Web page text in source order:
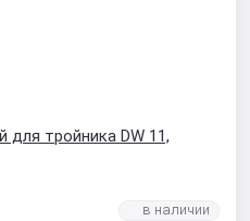
для тройника DW 11,